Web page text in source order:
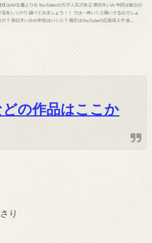
の作品はここか
り